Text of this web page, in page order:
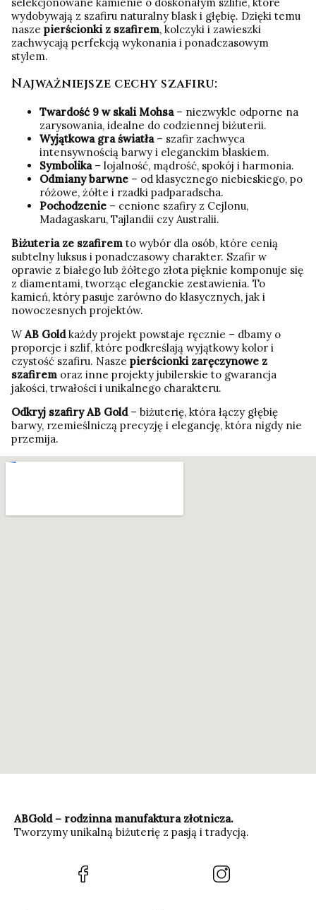
selekcjonowane kamienie o doskonałym szlifie, które
wydobywają z szafiru naturalny blask i głębię. Dzięki temu
nasze pierścionki z szafirem, kolczyki i zawieszki
zachwycają perfekcją wykonania i ponadczasowym
stylem.
Najważniejsze cechy szafiru:
Twardość 9 w skali Mohsa– niezwykle odporne na
zarysowania, idealne do codziennej biżuterii.
Wyjątkowa gra światła– szafir zachwyca
intensywnością barwy i eleganckim blaskiem.
Symbolika– lojalność, mądrość, spokój i harmonia.
Odmiany barwne – od klasycznego niebieskiego, po
różowe, żółte i rzadki padparadscha.
Pochodzenie – cenione szafiry z Cejlonu,
Madagaskaru, Tajlandii czy Australii.
Biżuteria ze szafirem to wybór dla osób, które cenią
subtelny luksus i ponadczasowy charakter. Szafir w
oprawie z białego lub żółtego złota pięknie komponuje się
z diamentami, tworząc eleganckie zestawienia. To
kamień, który pasuje zarówno do klasycznych, jak i
nowoczesnych projektów.
W AB Goldkażdy projekt powstaje ręcznie – dbamy o
proporcje i szlif, które podkreślają wyjątkowy kolor i
czystość szafiru. Nasze pierścionki zaręczynowe z
szafirem oraz inne projekty jubilerskie to gwarancja
jakości, trwałości i unikalnego charakteru.
Odkryj szafiry AB Gold– biżuterię, która łączy głębię
barwy, rzemieślniczą precyzję i elegancję, która nigdy nie
przemija.
ABGold – rodzinna manufaktura złotnicza.
Tworzymy unikalną biżuterię z pasją i tradycją.
(Otwiera
się